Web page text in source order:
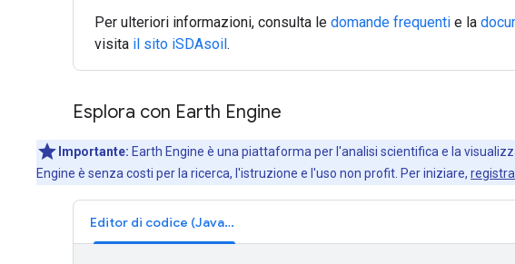
Per ulteriori informazioni, consulta le domande frequenti e la
visita il sito iSDAsoil.
Esplora con Earth Engine
Importante: Earth Engine è una piattaforma per l'analisi scientifica e la
Engine è senza costi per la ricerca, l'istruzione e l'uso non profit. Per iniziare,
Editor di codice (JavaScript)